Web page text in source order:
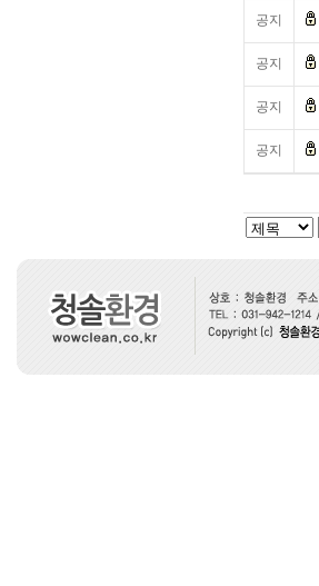
공지
공지
공지
공지